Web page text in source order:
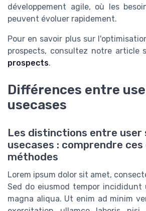
développement agile, où les
peuvent évoluer rapidement.
Pour en savoir plus sur
prospects, consultez notre article
prospects.
Différences entre
usecases
Les distinctions entre user
usecases : comprendre ces
méthodes
Lorem ipsum dolor sit amet,
Sed do eiusmod tempor incididunt
magna aliqua. Ut enim ad minim